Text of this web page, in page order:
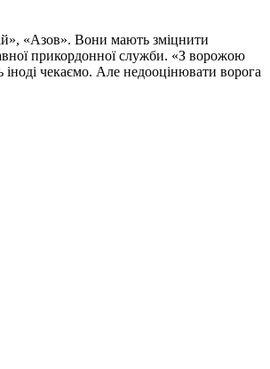
«Азов». Вони мають зміцнити
прикордонної служби. «З ворожою
чекаємо. Але недооцінювати ворога